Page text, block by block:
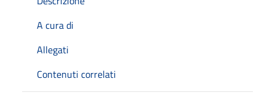
A cura di
Allegati
Contenuti correlati